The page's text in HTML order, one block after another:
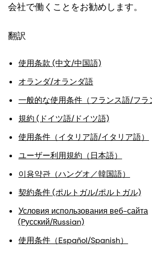
会社で働くことをお勧めします。
翻訳
使用条款 (中文/中国語)
オランダ/オランダ語
一般的な使用条件（フランス語/フラ
規約 (ドイツ語/ドイツ語)
使用条件（イタリア語/イタリア語）
ユーザー利用規約（日本語）
이용약관（ハングオ／韓国語）
契約条件 (ポルトガル/ポルトガル)
Условия использования веб-сайта
(Pусский/Russian)
使用条件（Español/Spanish）